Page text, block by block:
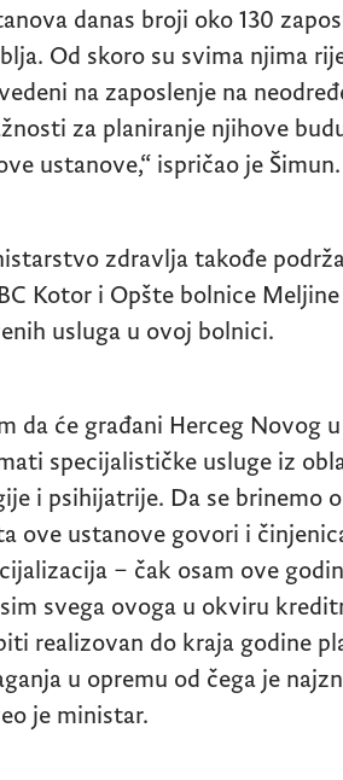
danas broji oko 130
Od skoro su svima njima
na zaposlenje na
za planiranje njihove
ustanove,“ ispričao je Šimun.
zdravlja takođe
Kotor i Opšte bolnice
usluga u ovoj bolnici.
da će građani Herceg Novog
specijalističke usluge iz
i psihijatrije. Da se brinemo
ove ustanove govori i
– čak osam ove
svega ovoga u okviru
realizovan do kraja godine
u opremu od čega je
je ministar.